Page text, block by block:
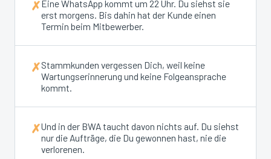
✗Eine WhatsApp kommt um 22 Uhr. Du siehst sie
erst morgens. Bis dahin hat der Kunde einen
Termin beim Mitbewerber.
✗Stammkunden vergessen Dich, weil keine
Wartungserinnerung und keine Folgeansprache
kommt.
✗Und in der BWA taucht davon nichts auf. Du siehst
nur die Aufträge, die Du gewonnen hast, nie die
verlorenen.